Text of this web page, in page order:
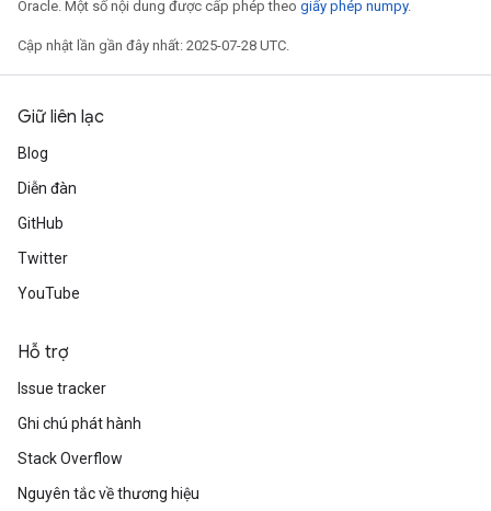
Oracle. Một số nội dung được cấp phép theo giấy phép numpy.
Cập nhật lần gần đây nhất: 2025-07-28 UTC.
Giữ liên lạc
Blog
Diễn đàn
GitHub
Twitter
YouTube
Hỗ trợ
Issue tracker
Ghi chú phát hành
Stack Overflow
Nguyên tắc về thương hiệu